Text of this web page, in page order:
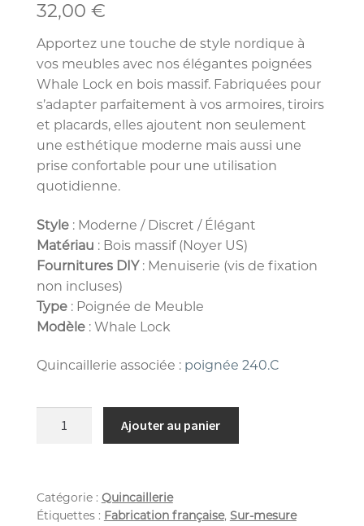
32,00 €
Apportez une touche de style nordique à
vos meubles avec nos élégantes poignées
Whale Lock en bois massif. Fabriquées pour
s’adapter parfaitement à vos armoires, tiroirs
et placards, elles ajoutent non seulement
une esthétique moderne mais aussi une
prise confortable pour une utilisation
quotidienne.
Style: Moderne / Discret / Élégant
Matériau : Bois massif (Noyer US)
Fournitures DIY: Menuiserie (vis de fixation
non incluses)
Type: Poignée de Meuble
Modèle: Whale Lock
Quincaillerie associée : poignée 240.C
Ajouter au panier
Catégorie : Quincaillerie
Étiquettes : Fabrication française, Sur-mesure